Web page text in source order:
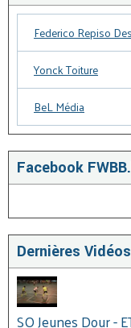
Federico Repiso
Yonck Toiture
BeL Média
Facebook
Dernières Vidéos
SO Jeunes Dour -